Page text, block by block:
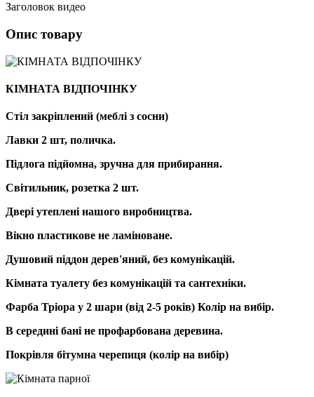
Заголовок видео
Опис товару
КІМНАТА ВІДПОЧІНКУ
Стіл закріплений (меблі з сосни)
Лавки 2 шт, поличка.
Підлога підйомна, зручна для прибирання.
Світильник, розетка 2 шт.
Двері утеплені нашого виробництва.
Вікно пластикове не ламіноване.
Душовий піддон дерев'яний, без комунікацій.
Кімната туалету без комунікацій та сантехніки.
Фарба Тріора у 2 шари (від 2-5 років) Колір на вибір.
В середині бані не профарбована деревина.
Покрівля бітумна черепиця (колір на вибір)